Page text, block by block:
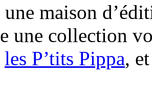
une maison
une collection
les P’tits Pippa,